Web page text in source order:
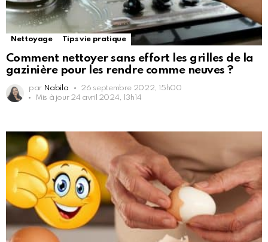
Nettoyage Tips vie pratique
Comment nettoyer sans effort les grilles de la
gazinière pour les rendre comme neuves ?
par Nabila
26 septembre 2022, 15h00
Mis à jour 24 avril 2024, 13h14